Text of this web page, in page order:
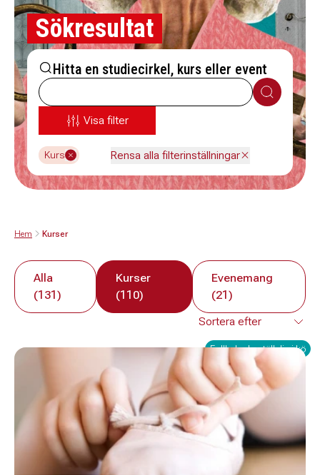
Sökresultat
Hitta en studiecirkel, kurs eller event
Sök
Visa filter
Kurs Rensa alla filterinställningar
Hem Kurser
Alla
(131)
Kurser
(110)
Evenemang
(21)
Fullbokad - ställ dig i kö